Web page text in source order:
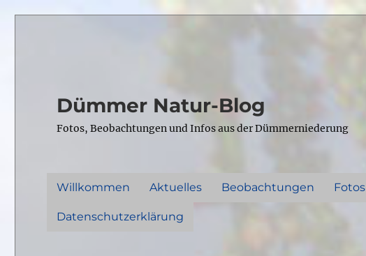
Dümmer Natur-Blog
Fotos, Beobachtungen und Infos aus der Dümmerniederung
Willkommen Aktuelles Beobachtungen Fotos
Datenschutzerklärung